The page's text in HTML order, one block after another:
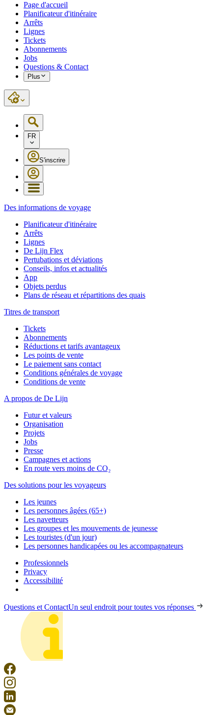
Page d'accueil
Planificateur d'itinéraire
Arrêts
Lignes
Tickets
Abonnements
Jobs
Questions & Contact
Plus
FR
S'inscrire
Des informations de voyage
Planificateur d'itinéraire
Arrêts
Lignes
De Lijn Flex
Pertubations et déviations
Conseils, infos et actualités
App
Objets perdus
Plans de réseau et répartitions des quais
Titres de transport
Tickets
Abonnements
Réductions et tarifs avantageux
Les points de vente
Le paiement sans contact
Conditions générales de voyage
Conditions de vente
A propos de De Lijn
Futur et valeurs
Organisation
Projets
Jobs
Presse
Campagnes et actions
En route vers moins de CO₂
Des solutions pour les voyageurs
Les jeunes
Les personnes âgées (65+)
Les navetteurs
Les groupes et les mouvements de jeunesse
Les touristes (d'un jour)
Les personnes handicapées ou les accompagnateurs
Professionnels
Privacy
Accessibilité
Questions et ContactUn seul endroit pour toutes vos réponses